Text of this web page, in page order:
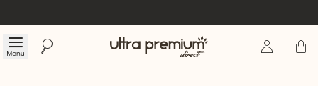
Menu Rechercher Accueil Se Panier